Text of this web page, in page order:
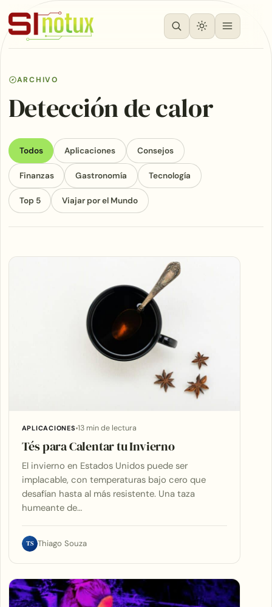
ARCHIVO
Detección de calor
Todos Aplicaciones Consejos
Finanzas Gastronomía Tecnología
Top 5 Viajar por el Mundo
Articles
APLICACIONES 13 min de lectura
Tés para Calentar tu Invierno
El invierno en Estados Unidos puede ser
implacable, con temperaturas bajo cero que
desafían hasta al más resistente. Una taza
humeante de…
TS Thiago Souza